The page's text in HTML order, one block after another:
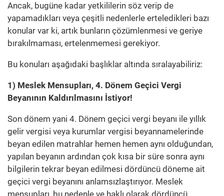
Ancak, bugüne kadar yetkililerin söz verip de
yapamadıkları veya çeşitli nedenlerle erteledikleri bazı
konular var ki, artık bunların çözümlenmesi ve geriye
bırakılmaması, ertelenmemesi gerekiyor.
Bu konuları aşağıdaki başlıklar altında sıralayabiliriz:
1) Meslek Mensupları, 4. Dönem Geçici Vergi
Beyanının Kaldırılmasını İstiyor!
Son dönem yani 4. Dönem geçici vergi beyanı ile yıllık
gelir vergisi veya kurumlar vergisi beyannamelerinde
beyan edilen matrahlar hemen hemen aynı olduğundan,
yapılan beyanın ardından çok kısa bir süre sonra aynı
bilgilerin tekrar beyan edilmesi dördüncü döneme ait
geçici vergi beyanını anlamsızlaştırıyor. Meslek